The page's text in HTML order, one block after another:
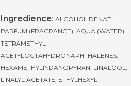
Ingredience: ALCOHOL DENAT.,
PARFUM (FRAGRANCE), AQUA (WATER),
TETRAMETHYL
ACETYLOCTAHYDRONAPHTHALENES,
HEXAMETHYLINDANOPYRAN, LINALOOL,
LINALYL ACETATE, ETHYLHEXYL